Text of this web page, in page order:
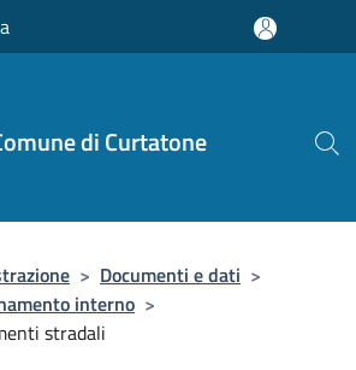
di Curtatone
> Documenti e dati >
interno >
stradali